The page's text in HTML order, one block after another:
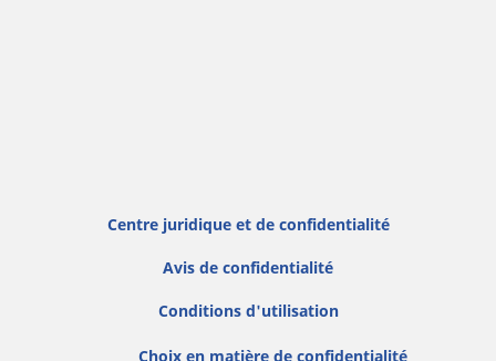
Centre juridique et de confidentialité
Avis de confidentialité
Conditions d'utilisation
Choix en matière de confidentialité